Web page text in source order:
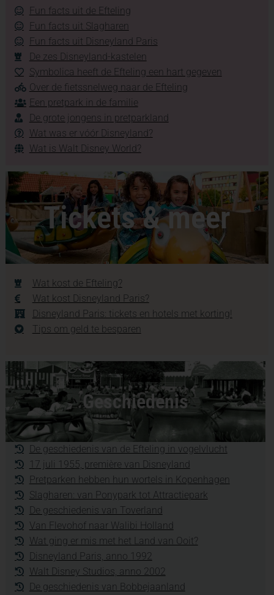
Fun facts uit de Efteling
Fun facts uit Slagharen
Fun facts uit Disneyland Paris
De zes Disneyland-kastelen
Symbolica heeft de Efteling een hart gegeven
Over de fietssnelweg naar de Efteling
Een pretpark in de familie
De grote jongens in pretparkland
Wat was er vóór Disneyland?
Wat is Walt Disney World?
Tickets & meer
Wat kost de Efteling?
Wat kost Disneyland Paris?
Disneyland Paris: tickets en hotels met korting!
Tips om geld te besparen
Geschiedenis
De geschiedenis van de Efteling in vogelvlucht
17 juli 1955, première van Disneyland
Pretparken hebben hun wortels in Kopenhagen
Slagharen: van Ponypark tot Attractiepark
De geschiedenis van Toverland
Van Flevohof naar Walibi Holland
Wat ging er mis met het Land van Ooit?
Disneyland Paris, anno 1992
Walt Disney Studios, anno 2002
De geschiedenis van Bobbejaanland